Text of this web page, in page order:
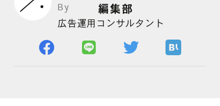
Webマーケティング用語集
よくある質問
By
編集部
広告運用コンサルタント